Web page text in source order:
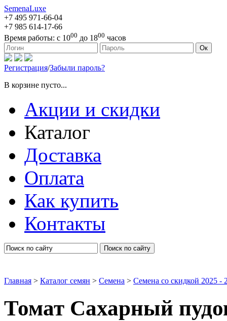
SemenaLuxe
+7 495 971-66-04
+7 985 614-17-66
Время работы: с 1000 до 1800 часов
127473, г. Москва, ул. Краснопролетарская, д. 16, стр. 1 Ок
Регистрация/Забыли пароль?
В корзине пусто...
Акции и скидки
Каталог
Доставка
Оплата
Как купить
Контакты
Поиск по сайту
Главная > Каталог семян > Семена > Семена со скидкой 2025 -
Томат Сахарный